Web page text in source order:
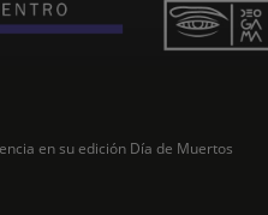
en su edición Día de Muertos